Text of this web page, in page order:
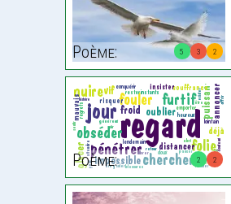
5 3 2
Poème:
2 2
Poème: